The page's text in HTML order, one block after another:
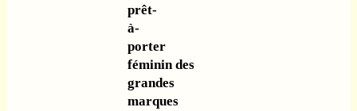
prêt-
à-
porter
féminin des
grandes
marques